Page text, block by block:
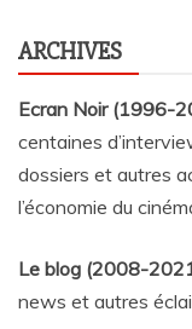
ARCHIVES
Ecran Noir (1996-
centaines
dossiers et autres
l’économie du
Le blog (2008-
news et autres